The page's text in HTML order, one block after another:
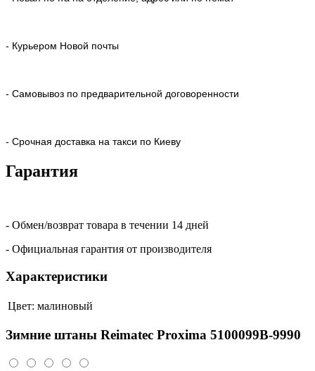
- Курьером Новой почты
- Самовывоз по предварительной договоренности
- Срочная доставка на такси по Киеву
Гарантия
- Обмен/возврат товара в течении 14 дней
- Официальная гарантия от производителя
Характеристики
Цвет: малиновый
Зимние штаны Reimatec Proxima 5100099B-9990